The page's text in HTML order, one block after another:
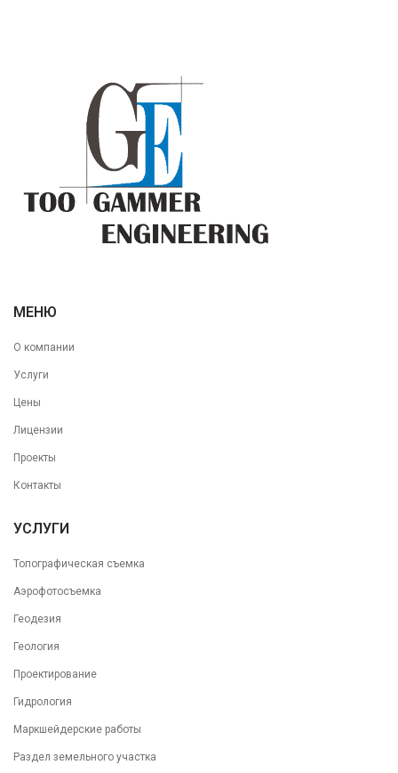
МЕНЮ
О компании
Услуги
Цены
Лицензии
Проекты
Контакты
УСЛУГИ
Топографическая съемка
Аэрофотосъемка
Геодезия
Геология
Проектирование
Гидрология
Маркшейдерские работы
Раздел земельного участка